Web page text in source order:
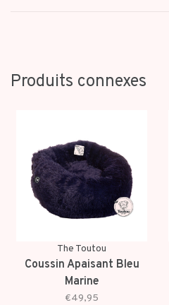
Produits connexes
The Toutou
Coussin Apaisant Bleu
Marine
€49,95